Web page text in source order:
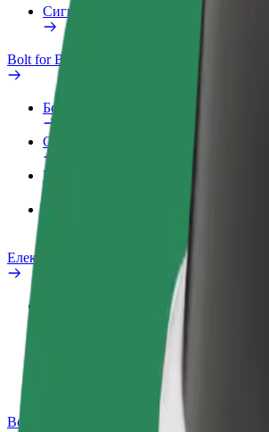
Сигнализирайте за превозно средство
Bolt for Business
Бонус програма
Служебен профил
Продукти
Електрически велосипеди
Лаборатория за скутер безопасност
Сигнализиране на проблем
Bolt Plus